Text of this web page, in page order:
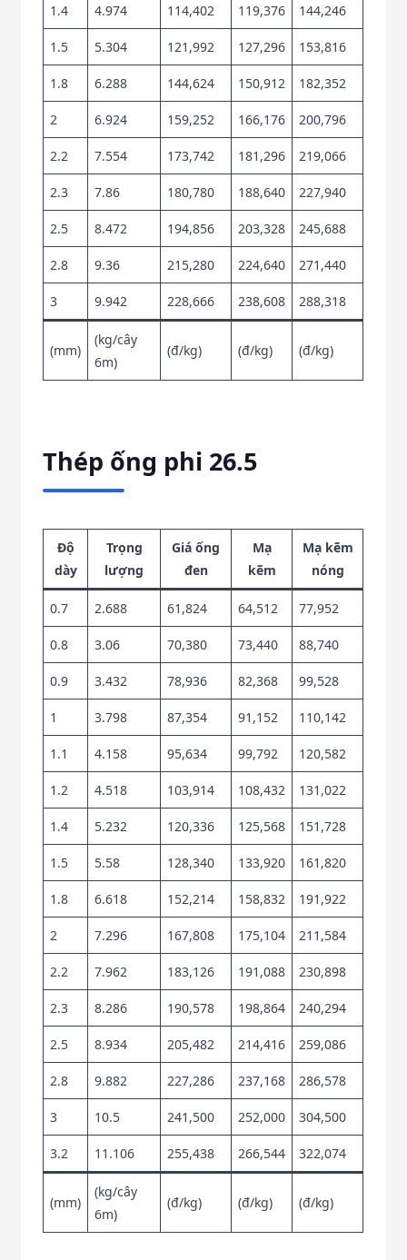
1.4 4.974 114,402 119,376 144,246
1.5 5.304 121,992 127,296 153,816
1.8 6.288 144,624 150,912 182,352
2 6.924 159,252 166,176 200,796
2.2 7.554 173,742 181,296 219,066
2.3 7.86 180,780 188,640 227,940
2.5 8.472 194,856 203,328 245,688
2.8 9.36 215,280 224,640 271,440
3 9.942 228,666 238,608 288,318
(mm)
(kg/cây
6m)
(đ/kg) (đ/kg) (đ/kg)
Thép ống phi 26.5
Độ
dày
Trọng
lượng
Giá ống
đen
Mạ
kẽm
Mạ kẽm
nóng
0.7 2.688 61,824 64,512 77,952
0.8 3.06 70,380 73,440 88,740
0.9 3.432 78,936 82,368 99,528
1 3.798 87,354 91,152 110,142
1.1 4.158 95,634 99,792 120,582
1.2 4.518 103,914 108,432 131,022
1.4 5.232 120,336 125,568 151,728
1.5 5.58 128,340 133,920 161,820
1.8 6.618 152,214 158,832 191,922
2 7.296 167,808 175,104 211,584
2.2 7.962 183,126 191,088 230,898
2.3 8.286 190,578 198,864 240,294
2.5 8.934 205,482 214,416 259,086
2.8 9.882 227,286 237,168 286,578
3 10.5 241,500 252,000 304,500
3.2 11.106 255,438 266,544 322,074
(mm)
(kg/cây
6m)
(đ/kg) (đ/kg) (đ/kg)